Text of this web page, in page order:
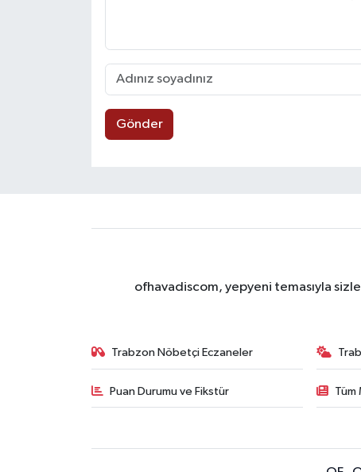
Gönder
ofhavadiscom, yepyeni temasıyla
Trabzon Nöbetçi Eczaneler
Puan Durumu ve Fikstür Tüm